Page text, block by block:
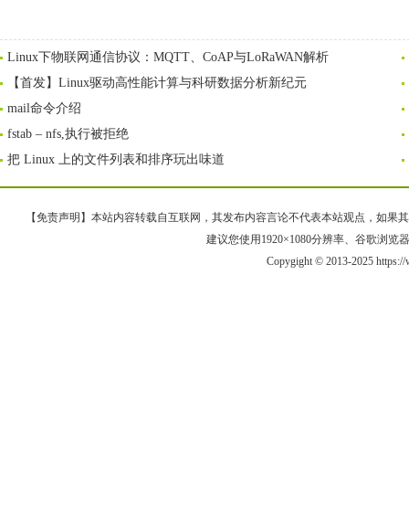
Linux下物联网通信协议：MQTT、CoAP与LoRaWAN解析
【首发】Linux驱动高性能计算与科研数据分析新纪元
mail命令介绍
fstab – nfs,执行被拒绝
把 Linux 上的文件列表和排序玩出味道
【免责声明】本站内容转载自互联网，其发布内容言论不代表本站观点，如果
建议您使用1920×1080分辨率、谷歌浏览
Copygight © 2013-2025